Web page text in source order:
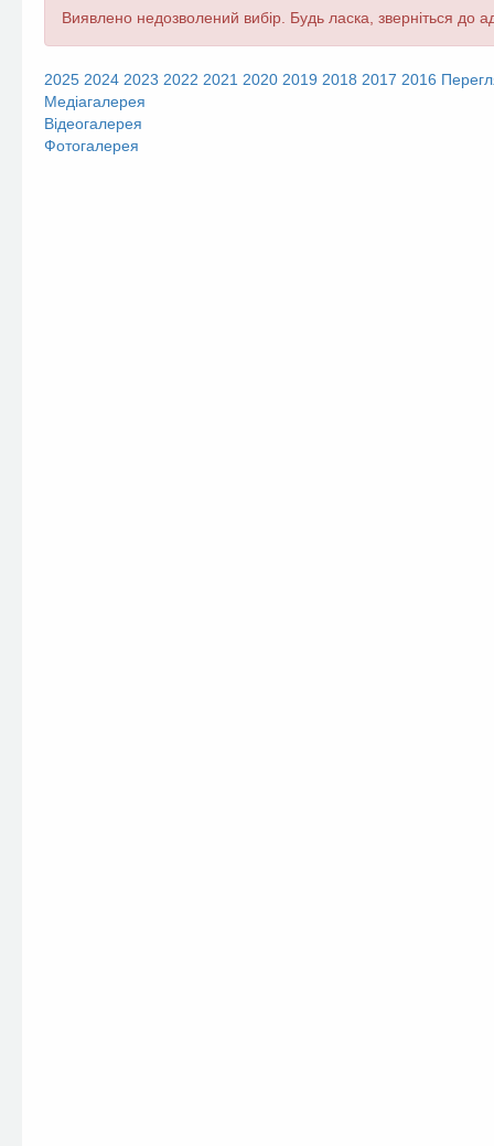
Повідомлення
Виявлено недозволений вибір. Будь ласка, зверніться до
2025 2024 2023 2022 2021 2020 2019 2018 2017 2016
Медіагалерея
Відеогалерея
Фотогалерея